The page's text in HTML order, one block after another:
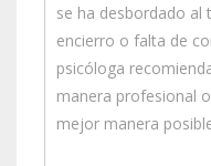
se ha desbordado al
encierro o falta de
psicóloga
manera profesional
mejor manera